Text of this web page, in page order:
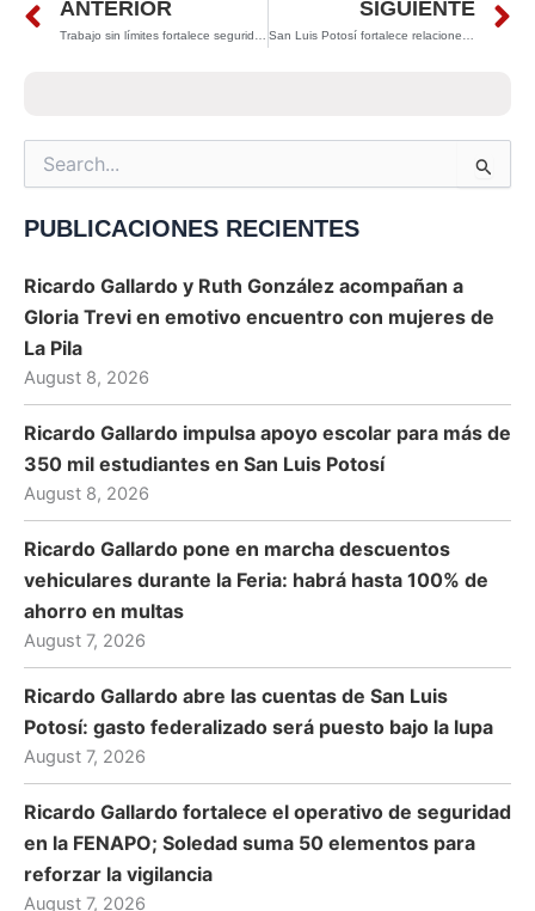
Prev
ANTERIOR
Trabajo sin límites fortalece seguridad, economía y gobernabilidad en San Luis Potosí
SIGUIENTE
San Luis Potosí fortalece relaciones comerciales con Japón durante misión internacional
Search
for:
PUBLICACIONES RECIENTES
Ricardo Gallardo y Ruth González acompañan a
Gloria Trevi en emotivo encuentro con mujeres de
La Pila
August 8, 2026
Ricardo Gallardo impulsa apoyo escolar para más de
350 mil estudiantes en San Luis Potosí
August 8, 2026
Ricardo Gallardo pone en marcha descuentos
vehiculares durante la Feria: habrá hasta 100% de
ahorro en multas
August 7, 2026
Ricardo Gallardo abre las cuentas de San Luis
Potosí: gasto federalizado será puesto bajo la lupa
August 7, 2026
Ricardo Gallardo fortalece el operativo de seguridad
en la FENAPO; Soledad suma 50 elementos para
reforzar la vigilancia
August 7, 2026